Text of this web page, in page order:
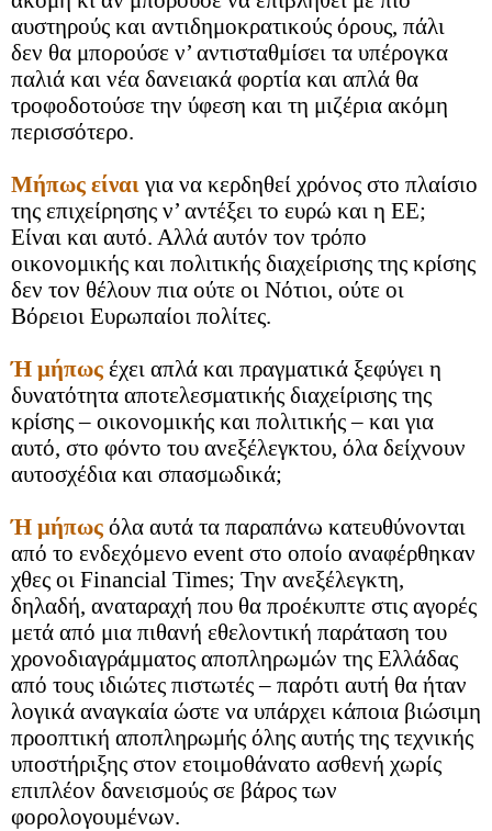
αυστηρούς και αντιδημοκρατικούς όρους, πάλι
δεν θα μπορούσε ν’ αντισταθμίσει τα υπέρογκα
παλιά και νέα δανειακά φορτία και απλά θα
τροφοδοτούσε την ύφεση και τη μιζέρια ακόμη
περισσότερο.
Μήπως είναι για να κερδηθεί χρόνος στο πλαίσιο
της επιχείρησης ν’ αντέξει το ευρώ και η ΕΕ;
Είναι και αυτό. Αλλά αυτόν τον τρόπο
οικονομικής και πολιτικής διαχείρισης της κρίσης
δεν τον θέλουν πια ούτε οι Νότιοι, ούτε οι
Βόρειοι Ευρωπαίοι πολίτες.
Ή μήπως έχει απλά και πραγματικά ξεφύγει η
δυνατότητα αποτελεσματικής διαχείρισης της
κρίσης – οικονομικής και πολιτικής – και για
αυτό, στο φόντο του ανεξέλεγκτου, όλα δείχνουν
αυτοσχέδια και σπασμωδικά;
Ή μήπως όλα αυτά τα παραπάνω κατευθύνονται
από το ενδεχόμενο event στο οποίο αναφέρθηκαν
χθες οι Financial Times; Την ανεξέλεγκτη,
δηλαδή, αναταραχή που θα προέκυπτε στις αγορές
μετά από μια πιθανή εθελοντική παράταση του
χρονοδιαγράμματος αποπληρωμών της Ελλάδας
από τους ιδιώτες πιστωτές – παρότι αυτή θα ήταν
λογικά αναγκαία ώστε να υπάρχει κάποια βιώσιμη
προοπτική αποπληρωμής όλης αυτής της τεχνικής
υποστήριξης στον ετοιμοθάνατο ασθενή χωρίς
επιπλέον δανεισμούς σε βάρος των
φορολογουμένων.